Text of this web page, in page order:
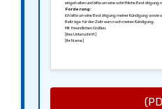
eingehalten und bitte um eine schriftliche Bestätigung
Forderung:
Ich bitte um eine Bestätigung meiner Kündigung
Beiträge für den Zeitraum nach meiner Kündigung.
Mit freundlichen Grüßen,
[Ihre Unterschrift]
[Ihr Name]